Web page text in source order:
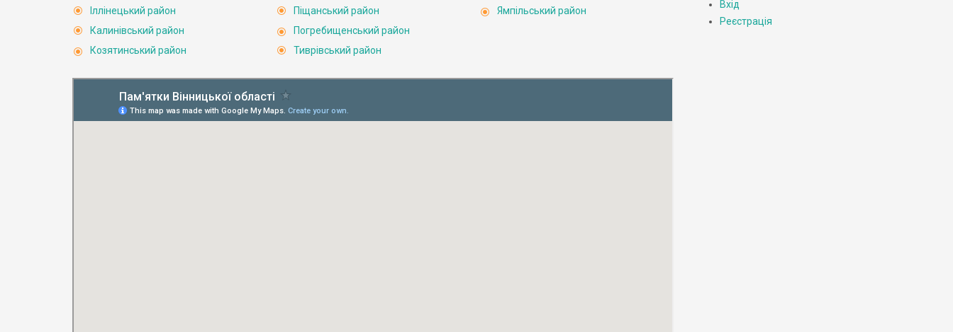
Іллінецький район
Калинівський район
Козятинський район
Піщанський район
Погребищенський район
Тиврівський район
Ямпільський район
Вхід
Реєстрація